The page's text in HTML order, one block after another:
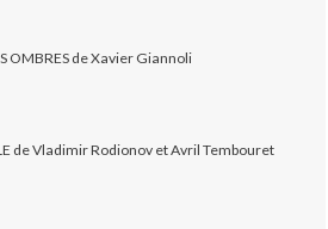
OMBRES de Xavier Giannoli
de Vladimir Rodionov et Avril Tembouret